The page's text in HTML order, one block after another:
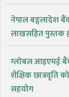
नेपाल बङ्गलादेश
लाखसहित पुस्तक
ग्लोबल आइएमई
शैक्षिक छात्रवृति
सहयोग